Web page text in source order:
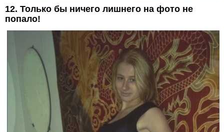
12. Только бы ничего лишнего на фото не
попало!